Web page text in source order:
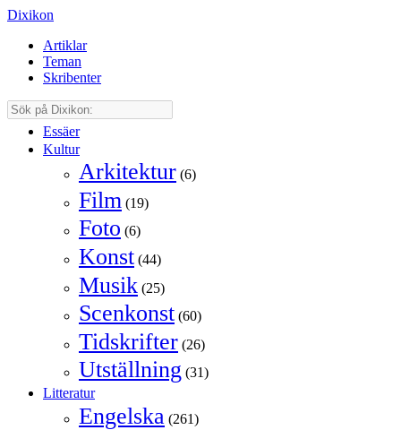
Dixikon
Artiklar
Teman
Skribenter
Essäer
Kultur
Arkitektur (6)
Film (19)
Foto (6)
Konst (44)
Musik (25)
Scenkonst (60)
Tidskrifter (26)
Utställning (31)
Litteratur
Engelska (261)